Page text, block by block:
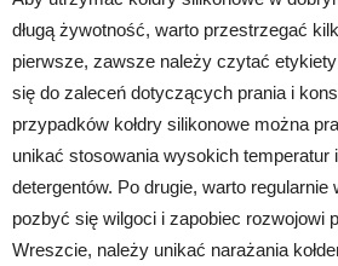
długą żywotność, warto przestrzegać
pierwsze, zawsze należy czytać
się do zaleceń dotyczących prania i
przypadków kołdry silikonowe można
unikać stosowania wysokich temperatur
detergentów. Po drugie, warto regularnie
pozbyć się wilgoci i zapobiec rozwojowi
Wreszcie, należy unikać narażania